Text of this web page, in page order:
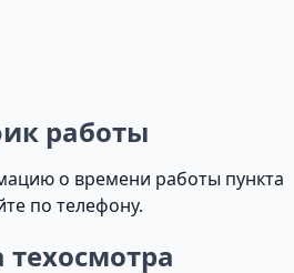
работы
о времени работы пункта
по телефону.
техосмотра